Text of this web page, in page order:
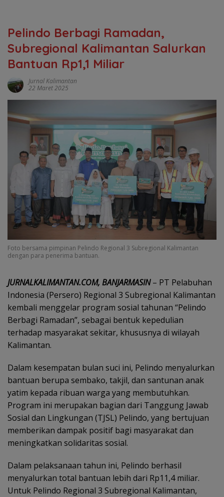
Pelindo Berbagi Ramadan,
Subregional Kalimantan Salurkan
Bantuan Rp1,1 Miliar
Jurnal Kalimantan
22 Maret 2025
Foto bersama pimpinan Pelindo Regional 3 Subregional Kalimantan
dengan para penerima bantuan.
JURNALKALIMANTAN.COM, BANJARMASIN– PT Pelabuhan
Indonesia (Persero) Regional 3 Subregional Kalimantan
kembali menggelar program sosial tahunan “Pelindo
Berbagi Ramadan”, sebagai bentuk kepedulian
terhadap masyarakat sekitar, khususnya di wilayah
Kalimantan.
Dalam kesempatan bulan suci ini, Pelindo menyalurkan
bantuan berupa sembako, takjil, dan santunan anak
yatim kepada ribuan warga yang membutuhkan.
Program ini merupakan bagian dari Tanggung Jawab
Sosial dan Lingkungan (TJSL) Pelindo, yang bertujuan
memberikan dampak positif bagi masyarakat dan
meningkatkan solidaritas sosial.
Dalam pelaksanaan tahun ini, Pelindo berhasil
menyalurkan total bantuan lebih dari Rp11,4 miliar.
Untuk Pelindo Regional 3 Subregional Kalimantan,